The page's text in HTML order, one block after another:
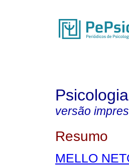
versão
Resumo
MELLO